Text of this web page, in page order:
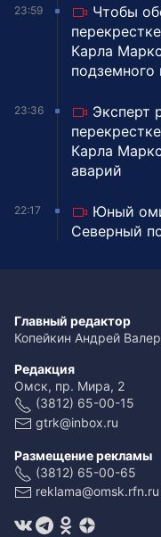
23:59
Чтобы
Карла
подземного
23:36
Эксперт
Карла
аварий
22:17
Юный
Северный
Главный редактор
Копейкин Андрей
Редакция
Омск, пр. Мира, 2
(3812) 65-00-15
gtrk@inbox.ru
Размещение рекламы
(3812) 65-00-65
reklama@omsk.rfn.ru